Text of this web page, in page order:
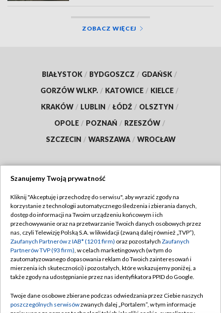
ZOBACZ WIĘCEJ
BIAŁYSTOK / BYDGOSZCZ / GDAŃSK /
GORZÓW WLKP. / KATOWICE / KIELCE /
KRAKÓW / LUBLIN / ŁÓDŹ / OLSZTYN /
OPOLE / POZNAŃ / RZESZÓW /
SZCZECIN / WARSZAWA / WROCŁAW
TVP
Abonament TVP
Emisja w TVP
Centrum informacji TVP
Naziemna Telewizja Cyfrowa
Rada Programowa
Regulamin TVP
Polityka prywatności
Moje zgody
Pomoc
Kontakt
Szanujemy Twoją prywatność
Kliknij "Akceptuję i przechodzę do serwisu", aby wyrazić zgody na
korzystanie z technologii automatycznego śledzenia i zbierania danych,
dostęp do informacji na Twoim urządzeniu końcowym i ich
przechowywanie oraz na przetwarzanie Twoich danych osobowych przez
nas, czyli Telewizję Polską S.A. w likwidacji (zwaną dalej również „TVP”),
Zaufanych Partnerów z IAB* (1201 firm) oraz pozostałych Zaufanych
Partnerów TVP (93 firm), w celach marketingowych (w tym do
zautomatyzowanego dopasowania reklam do Twoich zainteresowań i
mierzenia ich skuteczności) i pozostałych, które wskazujemy poniżej, a
także zgody na udostępnianie przez nas identyfikatora PPID do Google.
Twoje dane osobowe zbierane podczas odwiedzania przez Ciebie naszych
poszczególnych serwisówzwanych dalej „Portalem”, w tym informacje